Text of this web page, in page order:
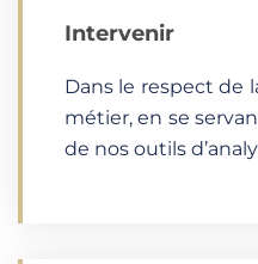
Intervenir
Dans le respect de
métier, en se
de nos outils